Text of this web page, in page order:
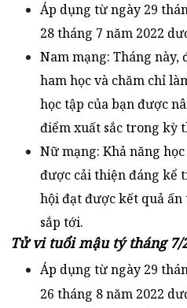
Áp dụng từ ngày 29
28 tháng 7 năm 2022
Nam mạng: Tháng này,
ham học và chăm chỉ
học tập của bạn được
điểm xuất sắc trong kỳ
Nữ mạng: Khả năng
được cải thiện đáng kể
hội đạt được kết quả
sắp tới.
Tử vi tuổi mậu tý tháng 7/
Áp dụng từ ngày 29
26 tháng 8 năm 2022